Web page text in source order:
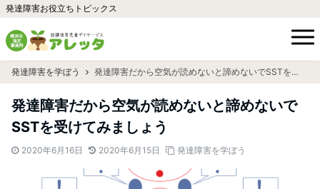
発達障害お役立ちトピックス
発達障害を学ぼう 発達障害だから空気が読めないと諦めないでSSTを受けてみましょう
発達障害だから空気が読めないと諦めないで
SSTを受けてみましょう
2020年6月16日 2020年6月15日 発達障害を学ぼう